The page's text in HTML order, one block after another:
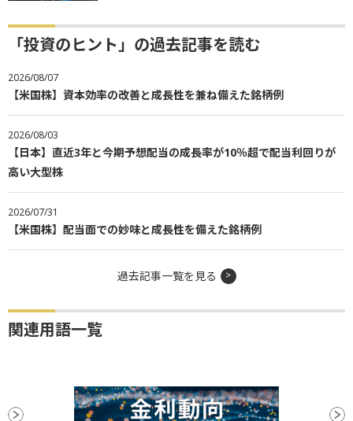
「投資のヒント」の過去記事を読む
2026/08/07
【米国株】資本効率の改善と成長性を兼ね備えた銘柄例
2026/08/03
【日本】直近3年と今期予想配当の成長率が10％超で配当利回りが
高い大型株
2026/07/31
【米国株】配当面での妙味と成長性を備えた銘柄例
過去記事一覧を見る
関連用語一覧